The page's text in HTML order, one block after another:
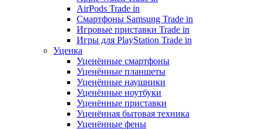
AirPods Trade in
Смартфоны Samsung Trade in
Игровые приставки Trade in
Игры для PlayStation Trade in
Уценка
Уценённые смартфоны
Уценённые планшеты
Уценённые наушники
Уценённые ноутбуки
Уценённые приставки
Уценённая бытовая техника
Уценённые фены